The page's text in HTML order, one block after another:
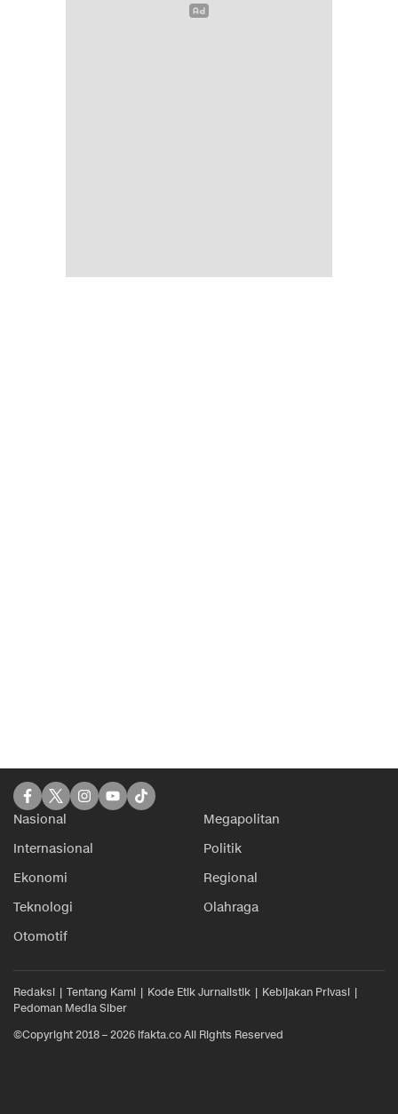
Nasional
Megapolitan
Internasional
Politik
Ekonomi
Regional
Teknologi
Olahraga
Otomotif
Redaksi Tentang Kami Kode Etik Jurnalistik
Kebijakan Privasi
Pedoman Media Siber
©Copyright 2018 – 2026 ifakta.co All Rights Reserved